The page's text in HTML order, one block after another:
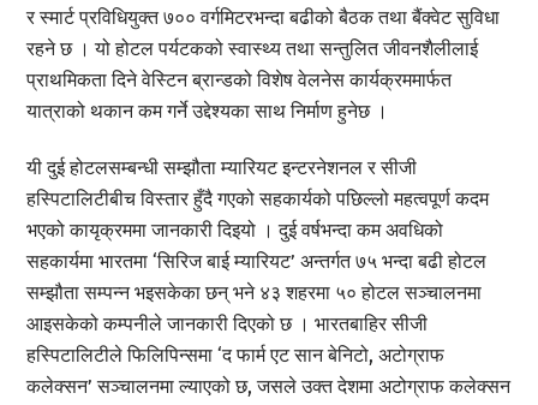
र स्मार्ट प्रविधियुक्त ७०० वर्गमिटरभन्दा बढीको बैठक तथा बैंक्वेट सुविधा
रहने छ । यो होटल पर्यटकको स्वास्थ्य तथा सन्तुलित जीवनशैलीलाई
प्राथमिकता दिने वेस्टिन ब्रान्डको विशेष वेलनेस कार्यक्रममार्फत
यात्राको थकान कम गर्ने उद्देश्यका साथ निर्माण हुनेछ ।
यी दुई होटलसम्बन्धी सम्झौता म्यारियट इन्टरनेशनल र सीजी
हस्पिटालिटीबीच विस्तार हुँदै गएको सहकार्यको पछिल्लो महत्वपूर्ण कदम
भएको कायृक्रममा जानकारी दिइयो । दुई वर्षभन्दा कम अवधिको
सहकार्यमा भारतमा ‘सिरिज बाई म्यारियट’ अन्तर्गत ७५ भन्दा बढी होटल
सम्झौता सम्पन्न भइसकेका छन् भने ४३ शहरमा ५० होटल सञ्चालनमा
आइसकेको कम्पनीले जानकारी दिएको छ । भारतबाहिर सीजी
हस्पिटालिटीले फिलिपिन्समा ‘द फार्म एट सान बेनिटो, अटोग्राफ
कलेक्सन’ सञ्चालनमा ल्याएको छ, जसले उक्त देशमा अटोग्राफ कलेक्सन